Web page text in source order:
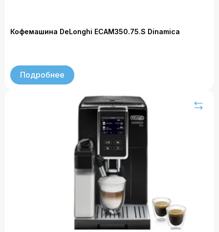
Кофемашина DeLonghi ECAM350.75.S Dinamica
Подробнее